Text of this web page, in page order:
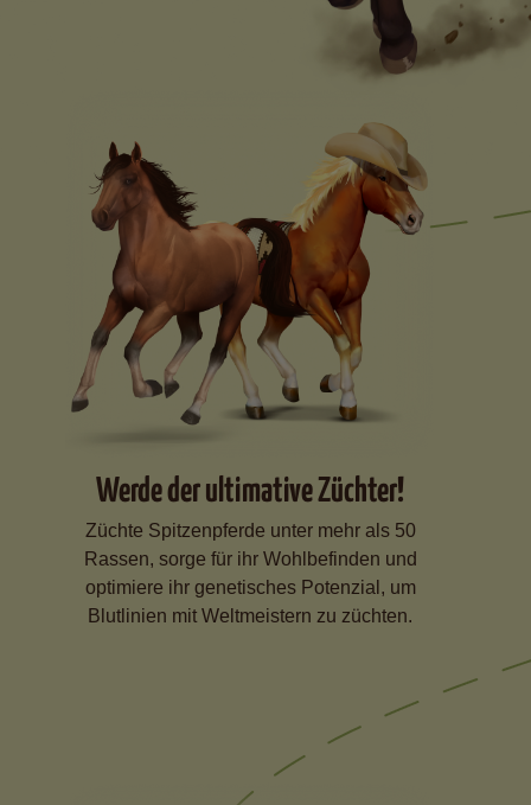
Werde der ultimative Züchter!
Züchte Spitzenpferde unter mehr als 50
Rassen, sorge für ihr Wohlbefinden und
optimiere ihr genetisches Potenzial, um
Blutlinien mit Weltmeistern zu züchten.